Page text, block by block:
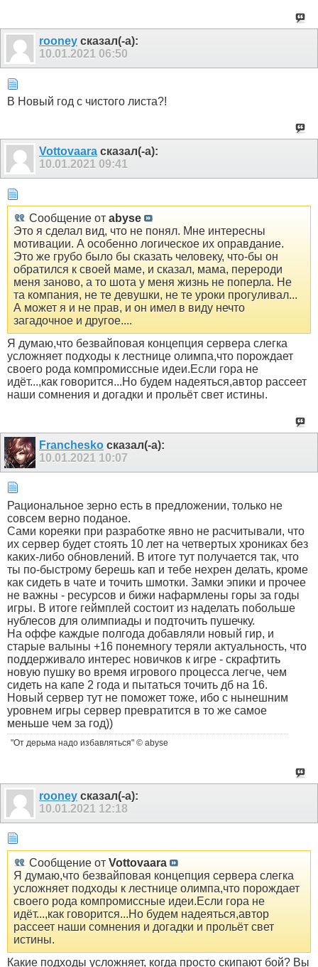
rooney сказал(-а):
10.01.2021 06:50
В Новый год с чистого листа?!
Vottovaara сказал(-а):
10.01.2021 09:41
Сообщение от abyse
Это я сделал вид, что не понял. Мне интересны
мотивации. А особенно логическое их оправдание.
Это же грубо было бы сказать человеку, что-бы он
обратился к своей маме, и сказал, мама, перероди
меня заново, а то шота у меня жизнь не поперла. Не
та компания, не те девушки, не те уроки прогуливал...
А может я и не прав, и он имел в виду нечто
загадочное и другое....
Я думаю,что безвайповая концепция сервера слегка
усложняет подходы к лестнице олимпа,что порождает
своего рода компромиссные идеи.Если гора не
идёт...,как говорится...Но будем надеяться,автор рассеет
наши сомнения и догадки и прольёт свет истины.
Franchesko сказал(-а):
10.01.2021 10:07
Рациональное зерно есть в предложении, только не
совсем верно поданое.
Сами кореяки при разработке явно не расчитывали, что
их сервер будет стоять 10 лет на четвертых хрониках без
каких-либо обновлений. В итоге тут получается так, что
ты по-быстрому берешь кап и тебе нехрен делать, кроме
как сидеть в чате и точить шмотки. Замки эпики и прочее
не важны - ресурсов и бижи нафармлены горы за годы
игры. В итоге геймплей состоит из наделать побольше
нублесов для олимпиады и подточить пушечку.
На оффе каждые полгода добавляли новый гир, и
старые валыны +16 понемногу теряли актуальность, что
поддерживало интерес новичков к игре - скрафтить
новую пушку во время игрового процесса легче, чем
сидеть на капе 2 года и пытаться точить дб на 16.
Новый сервер тут не поможет тоже, ибо с нынешним
уровнем игры сервер превратится в то же самое
меньше чем за год))
"От дерьма надо избавляться" © abyse
rooney сказал(-а):
10.01.2021 12:18
Сообщение от Vottovaara
Я думаю,что безвайповая концепция сервера слегка
усложняет подходы к лестнице олимпа,что порождает
своего рода компромиссные идеи.Если гора не
идёт...,как говорится...Но будем надеяться,автор
рассеет наши сомнения и догадки и прольёт свет
истины.
Какие подходы усложняет, когда просто скипают бой? Вы